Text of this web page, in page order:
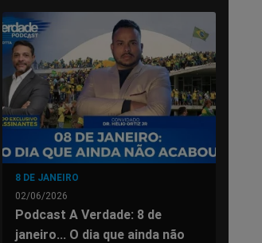
8 DE JANEIRO
02/06/2026
Podcast A Verdade: 8 de
janeiro... O dia que ainda não